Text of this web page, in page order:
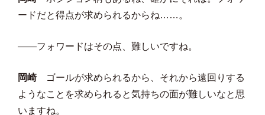
ードだと得点が求められるからね……。
――フォワードはその点、難しいですね。
岡崎
ゴールが求められるから、それから遠回りする
ようなことを求められると気持ちの面が難しいなと思
いますね。